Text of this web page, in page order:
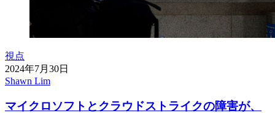
視点
2024年7月30日
Shawn Lim
マイクロソフトとクラウドストライクの障害が、